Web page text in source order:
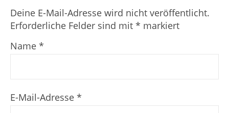
Deine E-Mail-Adresse wird nicht veröffentlicht.
Erforderliche Felder sind mit * markiert
Name *
E-Mail-Adresse *